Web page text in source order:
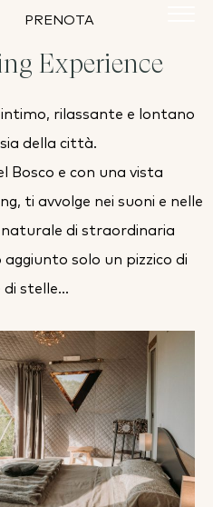
PRENOTA
Experience
rilassante e lontano
della città.
Bosco e con una vista
ti avvolge nei suoni e nelle
di straordinaria
solo un pizzico di
di stelle…